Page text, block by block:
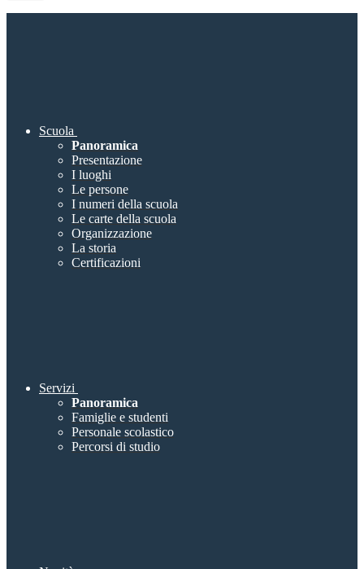
Scuola
Panoramica
Presentazione
I luoghi
Le persone
I numeri della scuola
Le carte della scuola
Organizzazione
La storia
Certificazioni
Servizi
Panoramica
Famiglie e studenti
Personale scolastico
Percorsi di studio